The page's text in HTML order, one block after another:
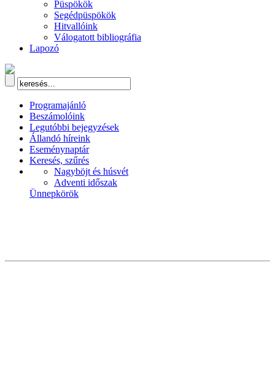
Püspökök
Segédpüspökök
Hitvallóink
Válogatott bibliográfia
Lapozó
Programajánló
Beszámolóink
Legutóbbi bejegyzések
Állandó híreink
Eseménynaptár
Keresés, szűrés
Nagyböjt és húsvét
Adventi időszak
Ünnepkörök